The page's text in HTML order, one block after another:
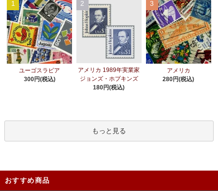
1
ユーゴスラビア
300円(税込)
2
アメリカ 1989年実業家
ジョンズ・ホプキンズ
180円(税込)
3
アメリカ
280円(税込)
もっと見る
おすすめ商品